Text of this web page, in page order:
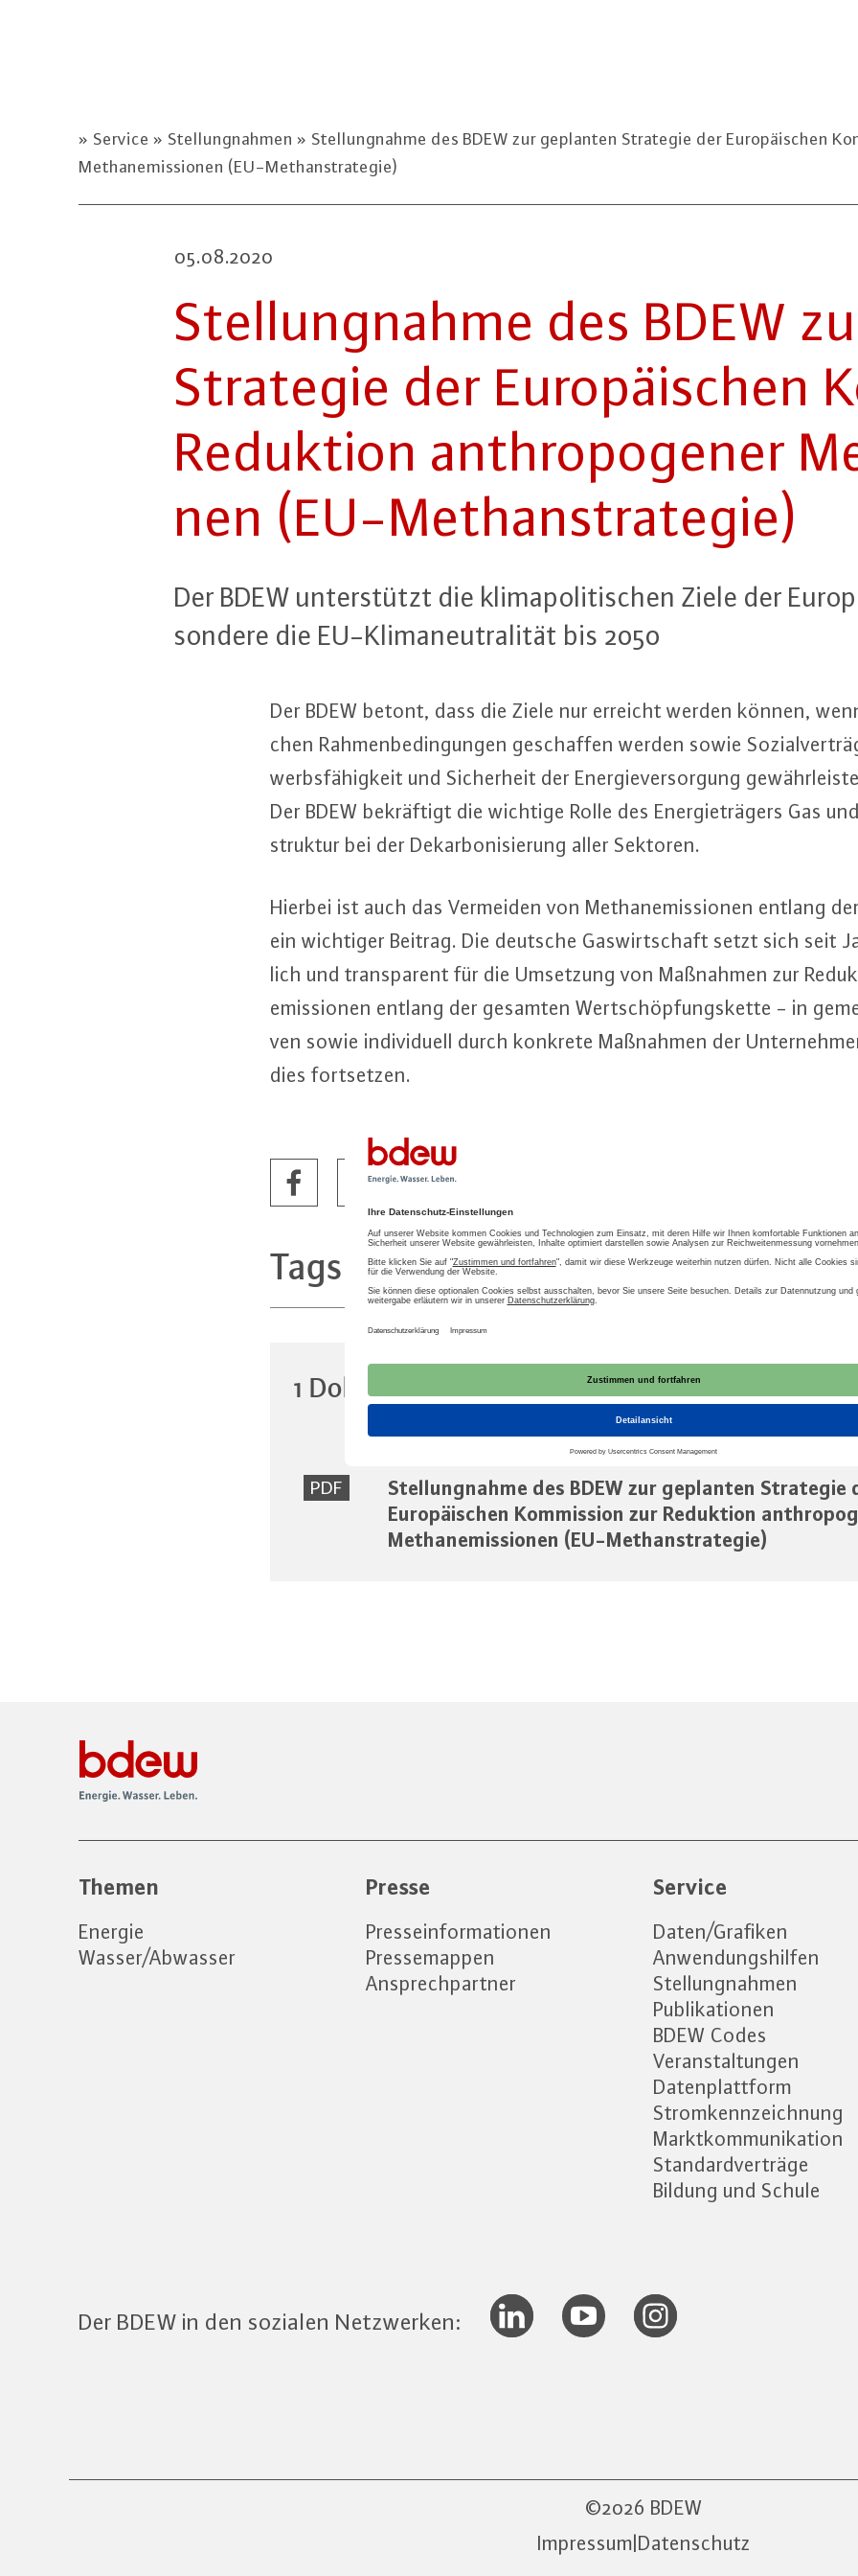
Service Stellungnahmen
Stellungnahme des BDEW zur geplanten Strategie der Europäischen
Methanemissionen (EU-Methanstrategie)
05.08.2020
Stel­lung­nah­me des BDEW
Strategie der Eu­ro­päi­schen
Reduktion an­thro­po­ge­ner
nen (EU-Me­than­stra­te­gie)
Der BDEW un­ter­stützt die kli­ma­po­li­ti­schen Ziele der
son­de­re die EU-Kli­ma­neu­tra­li­tät bis 2050
Der BDEW betont, dass die Ziele nur erreicht werden können,
chen Rah­men­be­din­gun­gen ge­schaf­fen werden sowie
werbs­fä­hig­keit und Si­cher­heit der En­er­gie­ver­sor­gung
Der BDEW be­kräf­tigt die wichtige Rolle des En­er­gie­trä­gers Gas
struk­tur bei der Dekar­bo­ni­sie­rung aller Sektoren.
Hierbei ist auch das Vermeiden von Me­tha­n­emis­sio­nen entlang
ein wichtiger Beitrag. Die deutsche Gas­wirt­schaft setzt sich seit
lich und trans­pa­rent für die Umsetzung von Maßnahmen zur
emis­sio­nen entlang der gesamten Wert­schöp­fungs­ket­te - in
ven sowie in­di­vi­du­ell durch konkrete Maßnahmen der
dies fort­set­zen.
Tags Methanemission EU-Methanstrategie
1 Dokument zum Download
PDF
Stellungnahme des BDEW zur geplanten Strategie
Europäischen Kommission zur Reduktion
Methanemissionen (EU-Methanstrategie)
Themen
Energie
Wasser/Abwasser
Presse
Presseinformationen
Pressemappen
Ansprechpartner
Service
Daten/Grafiken
Anwendungshilfen
Stellungnahmen
Publikationen
BDEW Codes
Veranstaltungen
Datenplattform
Stromkennzeichnung
Marktkommunikation
Standardverträge
Bildung und Schule
Der BDEW in den sozialen Netzwerken:
2026 BDEW
Impressum|Datenschutz